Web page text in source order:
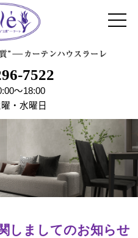
7522
～18:00
・水曜日
しましてのお知らせ